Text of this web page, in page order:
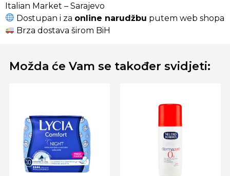
Italian Market – Sarajevo
Dostupan i za online narudžbu putem web shopa
Brza dostava širom BiH
Možda će Vam se također svidjeti: